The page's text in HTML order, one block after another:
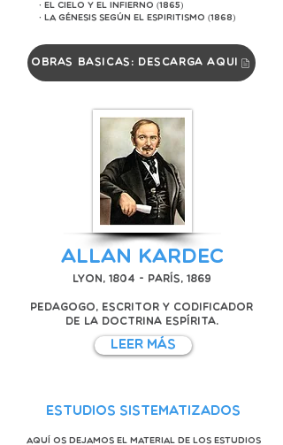
· El Cielo y el Infierno (1865)
· La Génesis según el Espiritismo (1868)
Obras básicas: Descarga aquí
Allan Kardec
Lyon, 1804 - París, 1869
Pedagogo, escritor y codificador
de la Doctrina Espírita.
Leer Más
Estudios Sistematizados
Aquí os dejamos el material de los Estudios